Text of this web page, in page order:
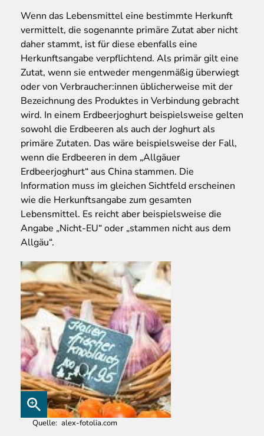
Wenn das Lebensmittel eine bestimmte Herkunft
vermittelt, die sogenannte primäre Zutat aber nicht
daher stammt, ist für diese ebenfalls eine
Herkunftsangabe verpflichtend. Als primär gilt eine
Zutat, wenn sie entweder mengenmäßig überwiegt
oder von Verbraucher:innen üblicherweise mit der
Bezeichnung des Produktes in Verbindung gebracht
wird. In einem Erdbeerjoghurt beispielsweise gelten
sowohl die Erdbeeren als auch der Joghurt als
primäre Zutaten. Das wäre beispielsweise der Fall,
wenn die Erdbeeren in dem „Allgäuer
Erdbeerjoghurt“ aus China stammen. Die
Information muss im gleichen Sichtfeld erscheinen
wie die Herkunftsangabe zum gesamten
Lebensmittel. Es reicht aber beispielsweise die
Angabe „Nicht-EU“ oder „stammen nicht aus dem
Allgäu“.
Quelle alex-fotolia.com